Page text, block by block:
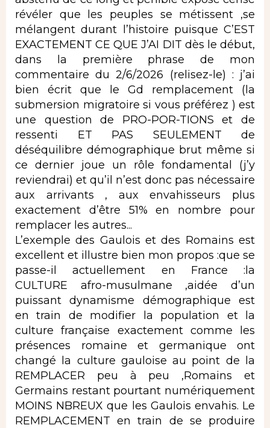
révéler que les peuples se métissent ,se
mélangent durant l’histoire puisque C’EST
EXACTEMENT CE QUE J’AI DIT dès le début,
dans la première phrase de mon
commentaire du 2/6/2026 (relisez-le) : j’ai
bien écrit que le Gd remplacement (la
submersion migratoire si vous préférez ) est
une question de PRO-POR-TIONS et de
ressenti ET PAS SEULEMENT de
déséquilibre démographique brut même si
ce dernier joue un rôle fondamental (j’y
reviendrai) et qu’il n’est donc pas nécessaire
aux arrivants , aux envahisseurs plus
exactement d’être 51% en nombre pour
remplacer les autres...
L’exemple des Gaulois et des Romains est
excellent et illustre bien mon propos :que se
passe-il actuellement en France :la
CULTURE afro-musulmane ,aidée d’un
puissant dynamisme démographique est
en train de modifier la population et la
culture française exactement comme les
présences romaine et germanique ont
changé la culture gauloise au point de la
REMPLACER peu à peu ,Romains et
Germains restant pourtant numériquement
MOINS NBREUX que les Gaulois envahis. Le
REMPLACEMENT en train de se produire